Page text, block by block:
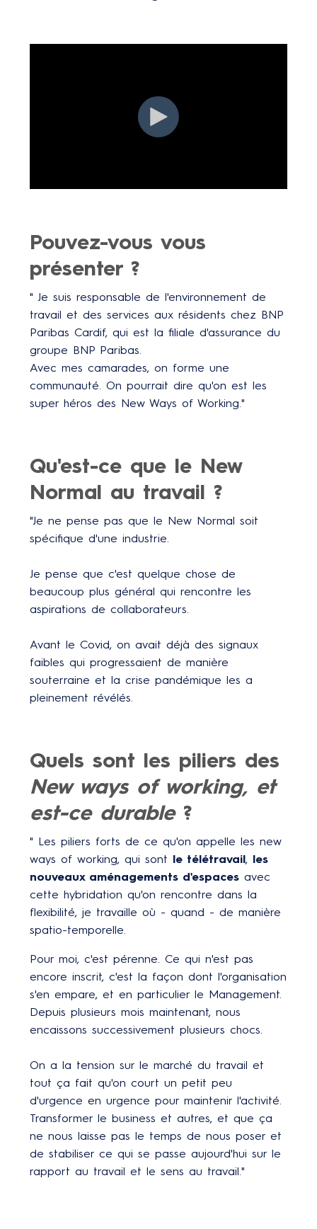
Pouvez-vous vous
présenter ?
" Je suis responsable de l'environnement de
travail et des services aux résidents chez BNP
Paribas Cardif, qui est la filiale d'assurance du
groupe BNP Paribas.
Avec mes camarades, on forme une
communauté. On pourrait dire qu'on est les
super héros des New Ways of Working."
Qu'est-ce que le New
Normal au travail ?
"Je ne pense pas que le New Normal soit
spécifique d'une industrie.
Je pense que c'est quelque chose de
beaucoup plus général qui rencontre les
aspirations de collaborateurs.
Avant le Covid, on avait déjà des signaux
faibles qui progressaient de manière
souterraine et la crise pandémique les a
pleinement révélés.
Quels sont les piliers des
New ways of working, et
est-ce durable ?
" Les piliers forts de ce qu'on appelle les new
ways of working, qui sont le télétravail, les
nouveaux aménagements d'espaces avec
cette hybridation qu'on rencontre dans la
flexibilité, je travaille où - quand - de manière
spatio-temporelle.
Pour moi, c'est pérenne. Ce qui n'est pas
encore inscrit, c'est la façon dont l'organisation
s'en empare, et en particulier le Management.
Depuis plusieurs mois maintenant, nous
encaissons successivement plusieurs chocs.
On a la tension sur le marché du travail et
tout ça fait qu'on court un petit peu
d'urgence en urgence pour maintenir l'activité.
Transformer le business et autres, et que ça
ne nous laisse pas le temps de nous poser et
de stabiliser ce qui se passe aujourd'hui sur le
rapport au travail et le sens au travail."